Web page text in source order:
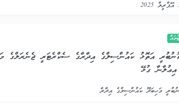
ގުޅޭ
މަހިބަދޫ ކައުންސިލްގެ އިދާރާ